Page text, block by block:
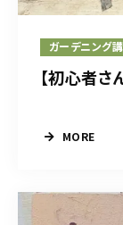
ガーデニング
【初心者
MORE